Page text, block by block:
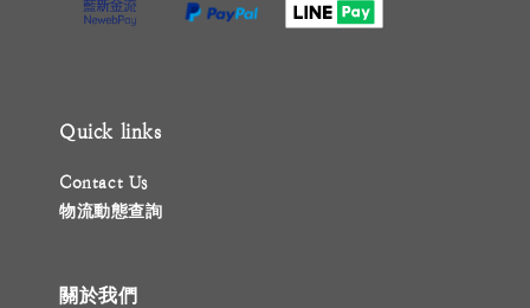
Quick links
Contact Us
物流動態查詢
關於我們